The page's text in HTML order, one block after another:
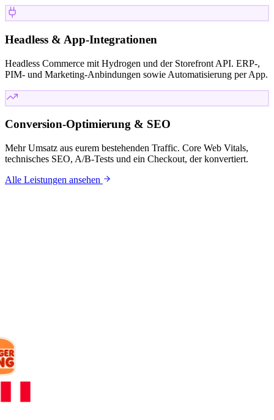
Headless & App-Integrationen
Headless Commerce mit Hydrogen und der Storefront API. ERP-,
PIM- und Marketing-Anbindungen sowie Automatisierung per App.
Conversion-Optimierung & SEO
Mehr Umsatz aus eurem bestehenden Traffic. Core Web Vitals,
technisches SEO, A/B-Tests und ein Checkout, der konvertiert.
Alle Leistungen ansehen